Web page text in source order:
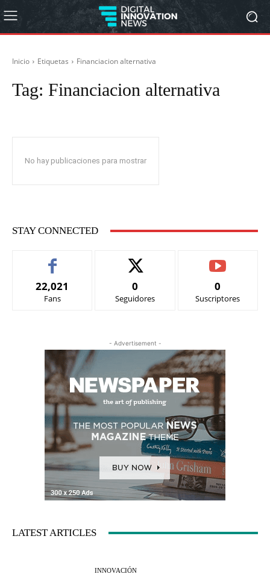
Inicio Etiquetas Financiacion alternativa
Tag: Financiacion alternativa
No hay publicaciones para mostrar
STAY CONNECTED
22,021
Fans
0
Seguidores
0
Suscriptores
- Advertisement -
LATEST ARTICLES
INNOVACIÓN